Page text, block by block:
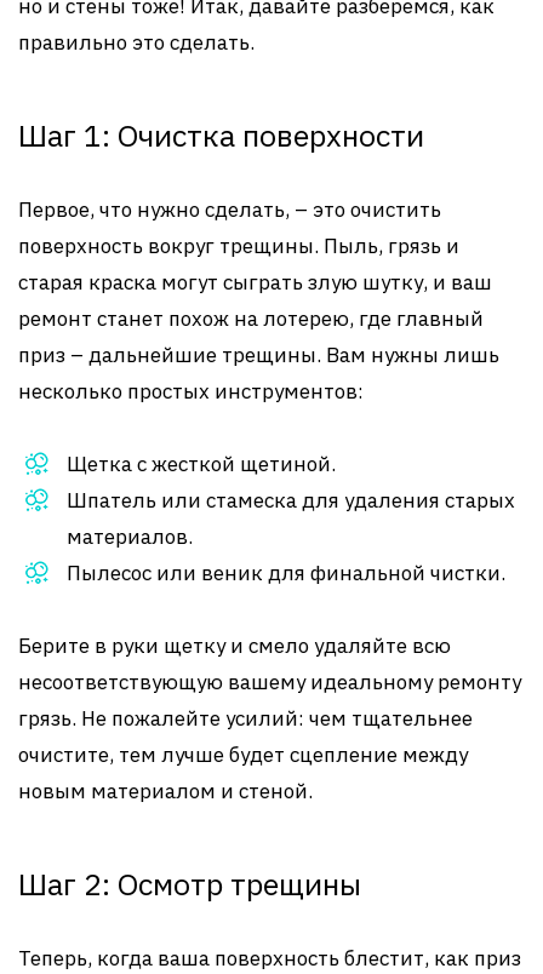
но и стены тоже! Итак, давайте разберемся, как
правильно это сделать.
Шаг 1: Очистка поверхности
Первое, что нужно сделать, – это очистить
поверхность вокруг трещины. Пыль, грязь и
старая краска могут сыграть злую шутку, и ваш
ремонт станет похож на лотерею, где главный
приз – дальнейшие трещины. Вам нужны лишь
несколько простых инструментов:
Щетка с жесткой щетиной.
Шпатель или стамеска для удаления старых
материалов.
Пылесос или веник для финальной чистки.
Берите в руки щетку и смело удаляйте всю
несоответствующую вашему идеальному ремонту
грязь. Не пожалейте усилий: чем тщательнее
очистите, тем лучше будет сцепление между
новым материалом и стеной.
Шаг 2: Осмотр трещины
Теперь, когда ваша поверхность блестит, как приз